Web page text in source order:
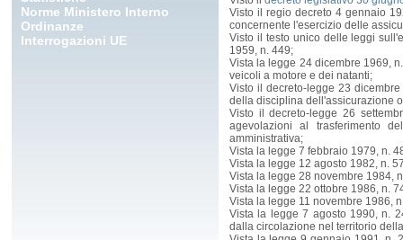
Norme Ministero Interno
Ordinanze
Interrogazioni UE
Visto il regio decreto 4 gennaio
concernente l'esercizio delle
Visto il testo unico delle leggi
1959, n. 449;
Vista la legge 24 dicembre 1969,
veicoli a motore e dei natanti;
Visto il decreto-legge 23
della disciplina dell'assicurazione
Visto il decreto-legge 26
agevolazioni al trasferimento
amministrativa;
Vista la legge 7 febbraio 1979, n.
Vista la legge 12 agosto 1982, n.
Vista la legge 28 novembre 1984,
Vista la legge 22 ottobre 1986, n.
Vista la legge 11 novembre 1986,
Vista la legge 7 agosto 1990, n.
dalla circolazione nel territorio